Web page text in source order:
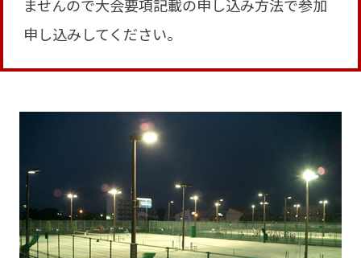
ませんので大会要項記載の申し込み方法で参加
申し込みしてください。